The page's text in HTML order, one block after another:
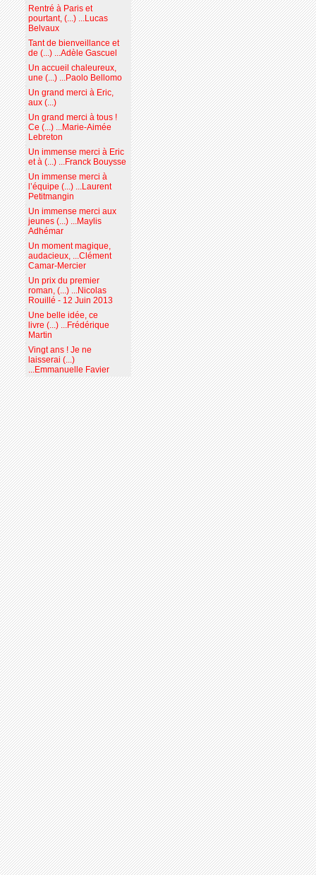
Rentré à Paris et
pourtant, (...) ...Lucas
Belvaux
Tant de bienveillance et
de (...) ...Adèle Gascuel
Un accueil chaleureux,
une (...) ...Paolo Bellomo
Un grand merci à Eric,
aux (...)
Un grand merci à tous !
Ce (...) ...Marie-Aimée
Lebreton
Un immense merci à Eric
et à (...) ...Franck Bouysse
Un immense merci à
l’équipe (...) ...Laurent
Petitmangin
Un immense merci aux
jeunes (...) ...Maylis
Adhémar
Un moment magique,
audacieux, ...Clément
Camar-Mercier
Un prix du premier
roman, (...) ...Nicolas
Rouillé - 12 Juin 2013
Une belle idée, ce
livre (...) ...Frédérique
Martin
Vingt ans ! Je ne
laisserai (...)
...Emmanuelle Favier